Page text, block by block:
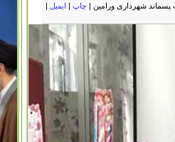
شهرداری ورامین | چاپ | ایمیل |